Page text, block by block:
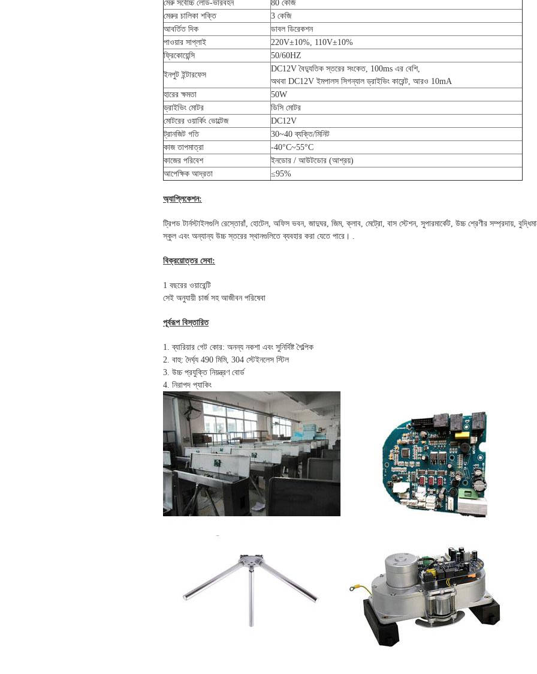
মেরু সর্বোচ্চ লোড-ভারবহন
80 কেজি
মেরুর চালিকা শক্তি
3 কেজি
আবর্তিত দিক
ডাবল ডিরেকশন
পাওয়ার সাপ্লাই
220V±10%, 110V±10%
ফ্রিকোয়েন্সি
50/60HZ
ইনপুট ইন্টারফেস
DC12V বৈদ্যুতিক স্তরের সংকেত, 100ms এর বেশি,
অথবা DC12V ইমপালস সিগন্যাল ড্রাইভিং কারেন্ট, আরও 10mA
হারের ক্ষমতা
50W
ড্রাইভিং মোটর
ডিসি মোটর
মোটরের ওয়ার্কিং ভোল্টেজ
DC12V
ট্রানজিট গতি
30~40 ব্যক্তি/মিনিট
কাজ তাপমাত্রা
-40°C~55°C
কাজের পরিবেশ
ইনডোর / আউটডোর (আশ্রয়)
আপেক্ষিক আদ্রতা
≤95%
অ্যাপ্লিকেশন:
ট্রিপড টার্নস্টাইলগুলি রেস্তোরাঁ, হোটেল, অফিস ভবন, জাদুঘর, জিম, ক্লাব, মেট্রো, বাস স্টেশন, সুপারমার্কেট, উচ্চ শ্রেণীর সম্প্রদায়,
স্কুল এবং অন্যান্য উচ্চ স্তরের স্থানগুলিতে ব্যবহার করা যেতে পারে। .
বিক্রয়োত্তর সেবা:
1 বছরের ওয়ারেন্টি
সেই অনুযায়ী চার্জ সহ আজীবন পরিষেবা
পূর্বরূপ বিস্তারিত
1. ব্যারিয়ার গেট কোর: অনন্য নকশা এবং সুনির্দিষ্ট শৈল্পিক
2. বাহু: দৈর্ঘ্য 490 মিমি, 304 স্টেইনলেস স্টিল
3. উচ্চ প্রযুক্তি নিয়ন্ত্রণ বোর্ড
4. নিরাপদ প্যাকিং